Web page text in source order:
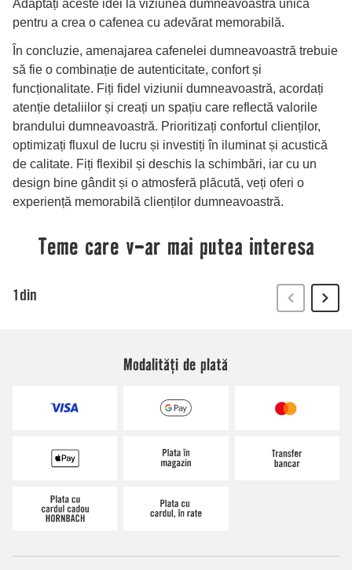
Modalități de plată